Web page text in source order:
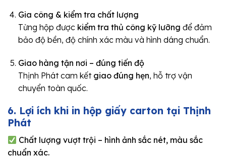
Gia công & kiểm tra chất lượng
Từng hộp được kiểm tra thủ công kỹ lưỡng để đảm
bảo độ bền, độ chính xác màu và hình dáng chuẩn.
Giao hàng tận nơi – đúng tiến độ
Thịnh Phát cam kết giao đúng hẹn, hỗ trợ vận
chuyển toàn quốc.
6. Lợi ích khi in hộp giấy carton tại Thịnh
Phát
Chất lượng vượt trội – hình ảnh sắc nét, màu sắc
chuẩn xác.